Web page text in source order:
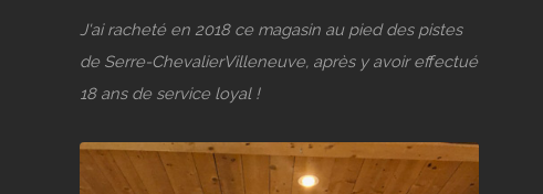
J'ai racheté en 2018 ce magasin au pied des pistes
de Serre-ChevalierVilleneuve, après y avoir effectué
18 ans de service loyal !